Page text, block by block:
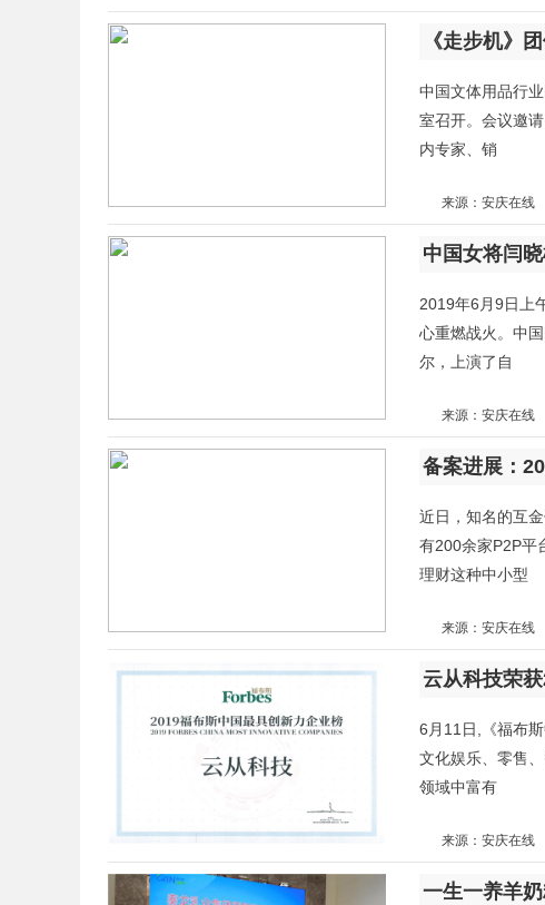
中国文体用品行
室召开。会议邀
内专家、销
来源：安庆在线
中国女将闫
2019年6月9日上
心重燃战火。中
尔，上演了自
来源：安庆在线
备案进展：
近日，知名的互
有200余家P2P平
理财这种中小型
来源：安庆在线
云从科技荣
6月11日,《福布
文化娱乐、零售
领域中富有
来源：安庆在线
一生一养羊